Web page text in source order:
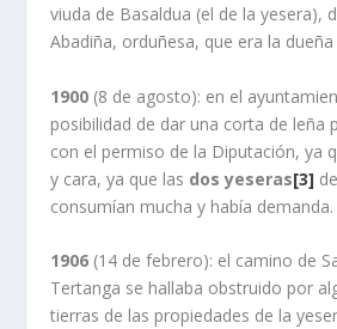
viuda de Basaldua (el de la yesera),
Abadiña, orduñesa, que era la
1900 (8 de agosto): en el
posibilidad de dar una corta de leña
con el permiso de la Diputación, ya
y cara, ya que las dos yeseras[3]
consumían mucha y había demanda.
1906 (14 de febrero): el camino de
Tertanga se hallaba obstruido por
tierras de las propiedades de la